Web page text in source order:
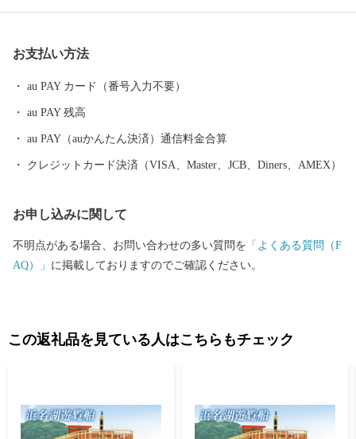
まなウォーター・ビーチ・マリンスポーツを楽しむことができ、
お支払い方法
au PAY カード（番号入力不要）
au PAY 残高
au PAY（auかんたん決済）通信料金合算
クレジットカード決済（VISA、Master、JCB、Diners、AMEX）
お申し込みに関して
不明点がある場合、お問い合わせの多い質問を 「よくある質問（F
AQ）」 に掲載しておりますのでご確認ください。
この返礼品を見ている人はこちらもチェック